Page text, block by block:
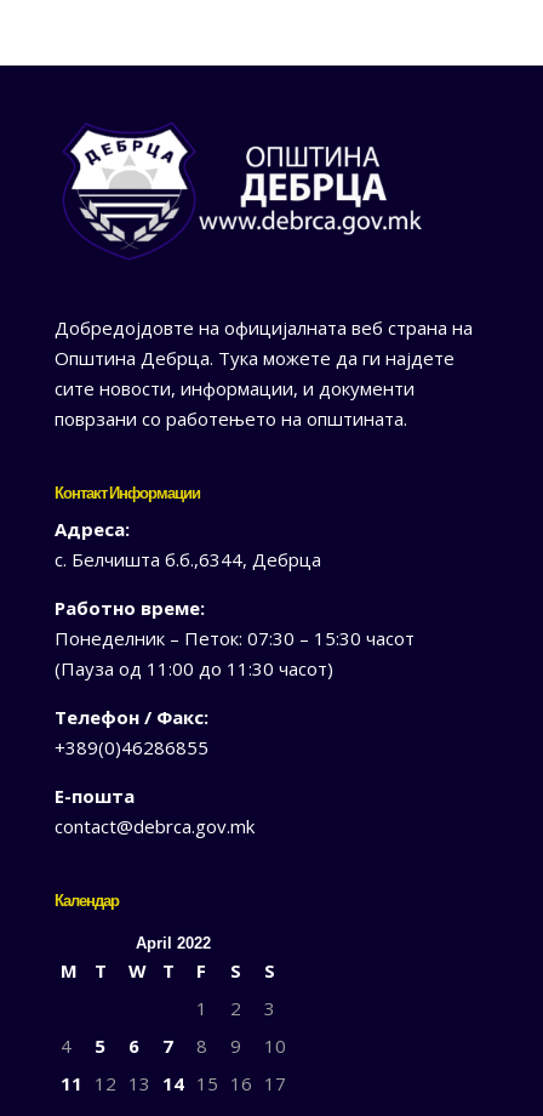
Добредојдовте на официјалната веб страна на
Општина Дебрца. Тука можете да ги најдете
сите новости, информации, и документи
поврзани со работењето на општината.
Контакт Информации
Адреса:
с. Белчишта б.б.,6344, Дебрца
Работно време:
Понеделник – Петок: 07:30 – 15:30 часот
(Пауза од 11:00 до 11:30 часот)
Телефон / Факс:
+389(0)46286855
Е-пошта
contact@debrca.gov.mk
Календар
April 2022
M T W T F S
S
1
2
3
4
5 6 7 8 9
10
11
12 13 14 15 16 17